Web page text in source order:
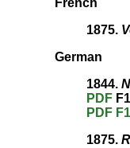
French
1875.
German
1844.
PDF
PDF
1875.